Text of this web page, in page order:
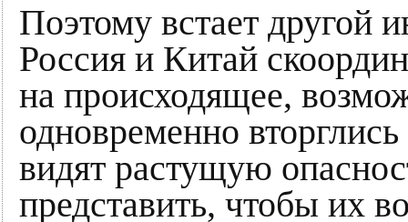
Поэтому встает другой
Россия и Китай
на происходящее,
одновременно
видят растущую
представить, чтобы их